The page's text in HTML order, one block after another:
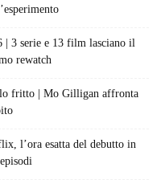
| 3 serie e 13 film lasciano il
rewatch
fritto | Mo Gilligan affronta
l’ora esatta del debutto in